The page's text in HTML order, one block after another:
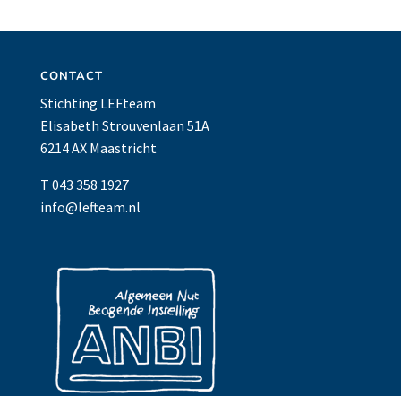
CONTACT
Stichting LEFteam
Elisabeth Strouvenlaan 51A
6214 AX Maastricht
T 043 358 1927
info@lefteam.nl